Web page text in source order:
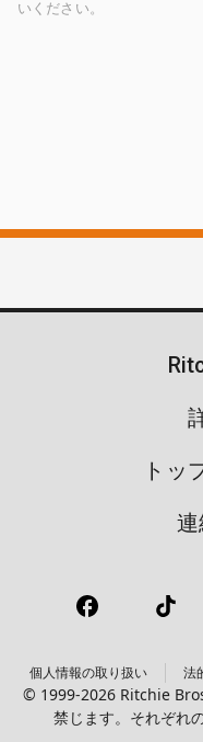
いください。
トッ
連
個人情報の取り扱い 法
© 1999-2026 Ritchie
禁じます。それぞれ